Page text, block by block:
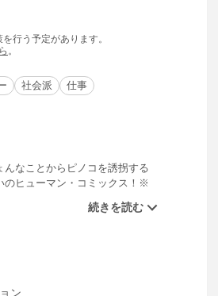
行う予定があります。
。
社会派
仕事
なことからピノコを誘拐する
ヒューマン・コミックス！※
ン